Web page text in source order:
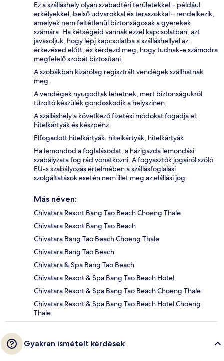
Ez a szálláshely olyan szabadtéri területekkel – például
erkélyekkel, belső udvarokkal és teraszokkal – rendelkezik,
amelyek nem feltétlenül biztonságosak a gyerekek
számára. Ha kétségeid vannak ezzel kapcsolatban, azt
javasoljuk, hogy lépj kapcsolatba a szálláshellyel az
érkezésed előtt, és kérdezd meg, hogy tudnak-e számodra
megfelelő szobát biztosítani.
A szobákban kizárólag regisztrált vendégek szállhatnak
meg.
A vendégek nyugodtak lehetnek, mert biztonságukról
tűzoltó készülék gondoskodik a helyszínen.
A szálláshely a következő fizetési módokat fogadja el:
hitelkártyák és készpénz.
Elfogadott hitelkártyák: hitelkártyák, hitelkártyák
Ha lemondod a foglalásodat, a házigazda lemondási
szabályzata fog rád vonatkozni. A fogyasztók jogairól szóló
EU-s szabályozás értelmében a szállásfoglalási
szolgáltatások esetén nem illet meg az elállási jog.
Más néven:
Chivatara Resort Bang Tao Beach Choeng Thale
Chivatara Resort Bang Tao Beach
Chivatara Bang Tao Beach Choeng Thale
Chivatara Bang Tao Beach
Chivatara & Spa Bang Tao Beach
Chivatara Resort & Spa Bang Tao Beach Hotel
Chivatara Resort & Spa Bang Tao Beach Choeng Thale
Chivatara Resort & Spa Bang Tao Beach Hotel Choeng
Thale
Gyakran ismételt kérdések